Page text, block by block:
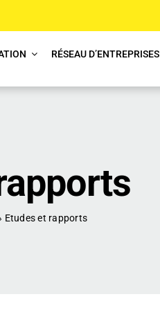
RÉSEAU D’ENTREPRISES
Etudes et rapports